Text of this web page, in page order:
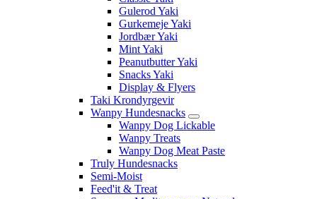
Gulerod Yaki
Gurkemeje Yaki
Jordbær Yaki
Mint Yaki
Peanutbutter Yaki
Snacks Yaki
Display & Flyers
Taki Krondyrgevir
Wanpy Hundesnacks
Wanpy Dog Lickable
Wanpy Treats
Wanpy Dog Meat Paste
Truly Hundesnacks
Semi-Moist
Feed'it & Treat